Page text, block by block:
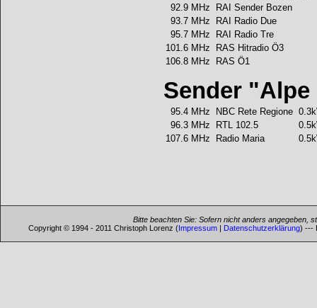
92.9 MHz
RAI Sender Bozen
93.7 MHz
RAI Radio Due
95.7 MHz
RAI Radio Tre
101.6 MHz
RAS Hitradio Ö3
106.8 MHz
RAS Ö1
Sender
95.4 MHz NBC Rete Regione
96.3 MHz
RTL 102.5
107.6 MHz
Radio Maria
Bitte beachten Sie: Sofern nicht anders angegeben,
Copyright © 1994 - 2011 Christoph Lorenz (Impressum| Datenschutzerklärung) ---